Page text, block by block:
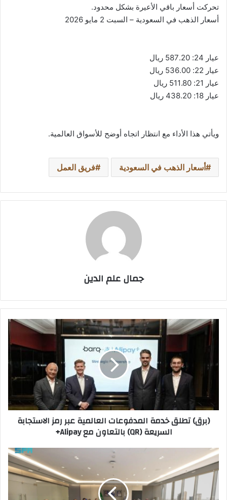
تحركت أسعار باقي الأعيرة بشكل محدود.
أسعار الذهب في السعودية – السبت 2 مايو 2026
عيار 24: 587.20 ريال
عيار 22: 536.00 ريال
عيار 21: 511.80 ريال
عيار 18: 438.20 ريال
ويأتي هذا الأداء مع انتظار اتجاه أوضح للأسواق العالمية.
أسعار الذهب في السعودية فريق العمل
جمال علم الدين
(برق)
تطلق
خدمة
العالمية
الاستجابة
السريعة
(QR)
Alipay+
(برق) تطلق خدمة المدفوعات العالمية عبر رمز الاستجابة
السريعة (QR) بالتعاون مع Alipay+
السعودية
وسوريا
تبحثان
التعاون
الثنائي